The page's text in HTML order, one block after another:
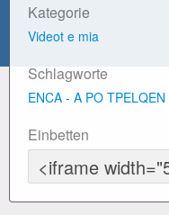
Kategorie
Videot e mia
Schlagworte
Einbetten